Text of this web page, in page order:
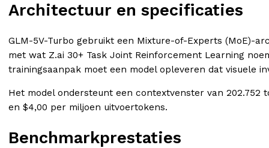
Architectuur en specificaties
GLM-5V-Turbo gebruikt een Mixture-of-Experts (MoE)-
met wat Z.ai 30+ Task Joint Reinforcement Learning
trainingsaanpak moet een model opleveren dat visuele
Het model ondersteunt een contextvenster van 202.752
en $4,00 per miljoen uitvoertokens.
Benchmarkprestaties